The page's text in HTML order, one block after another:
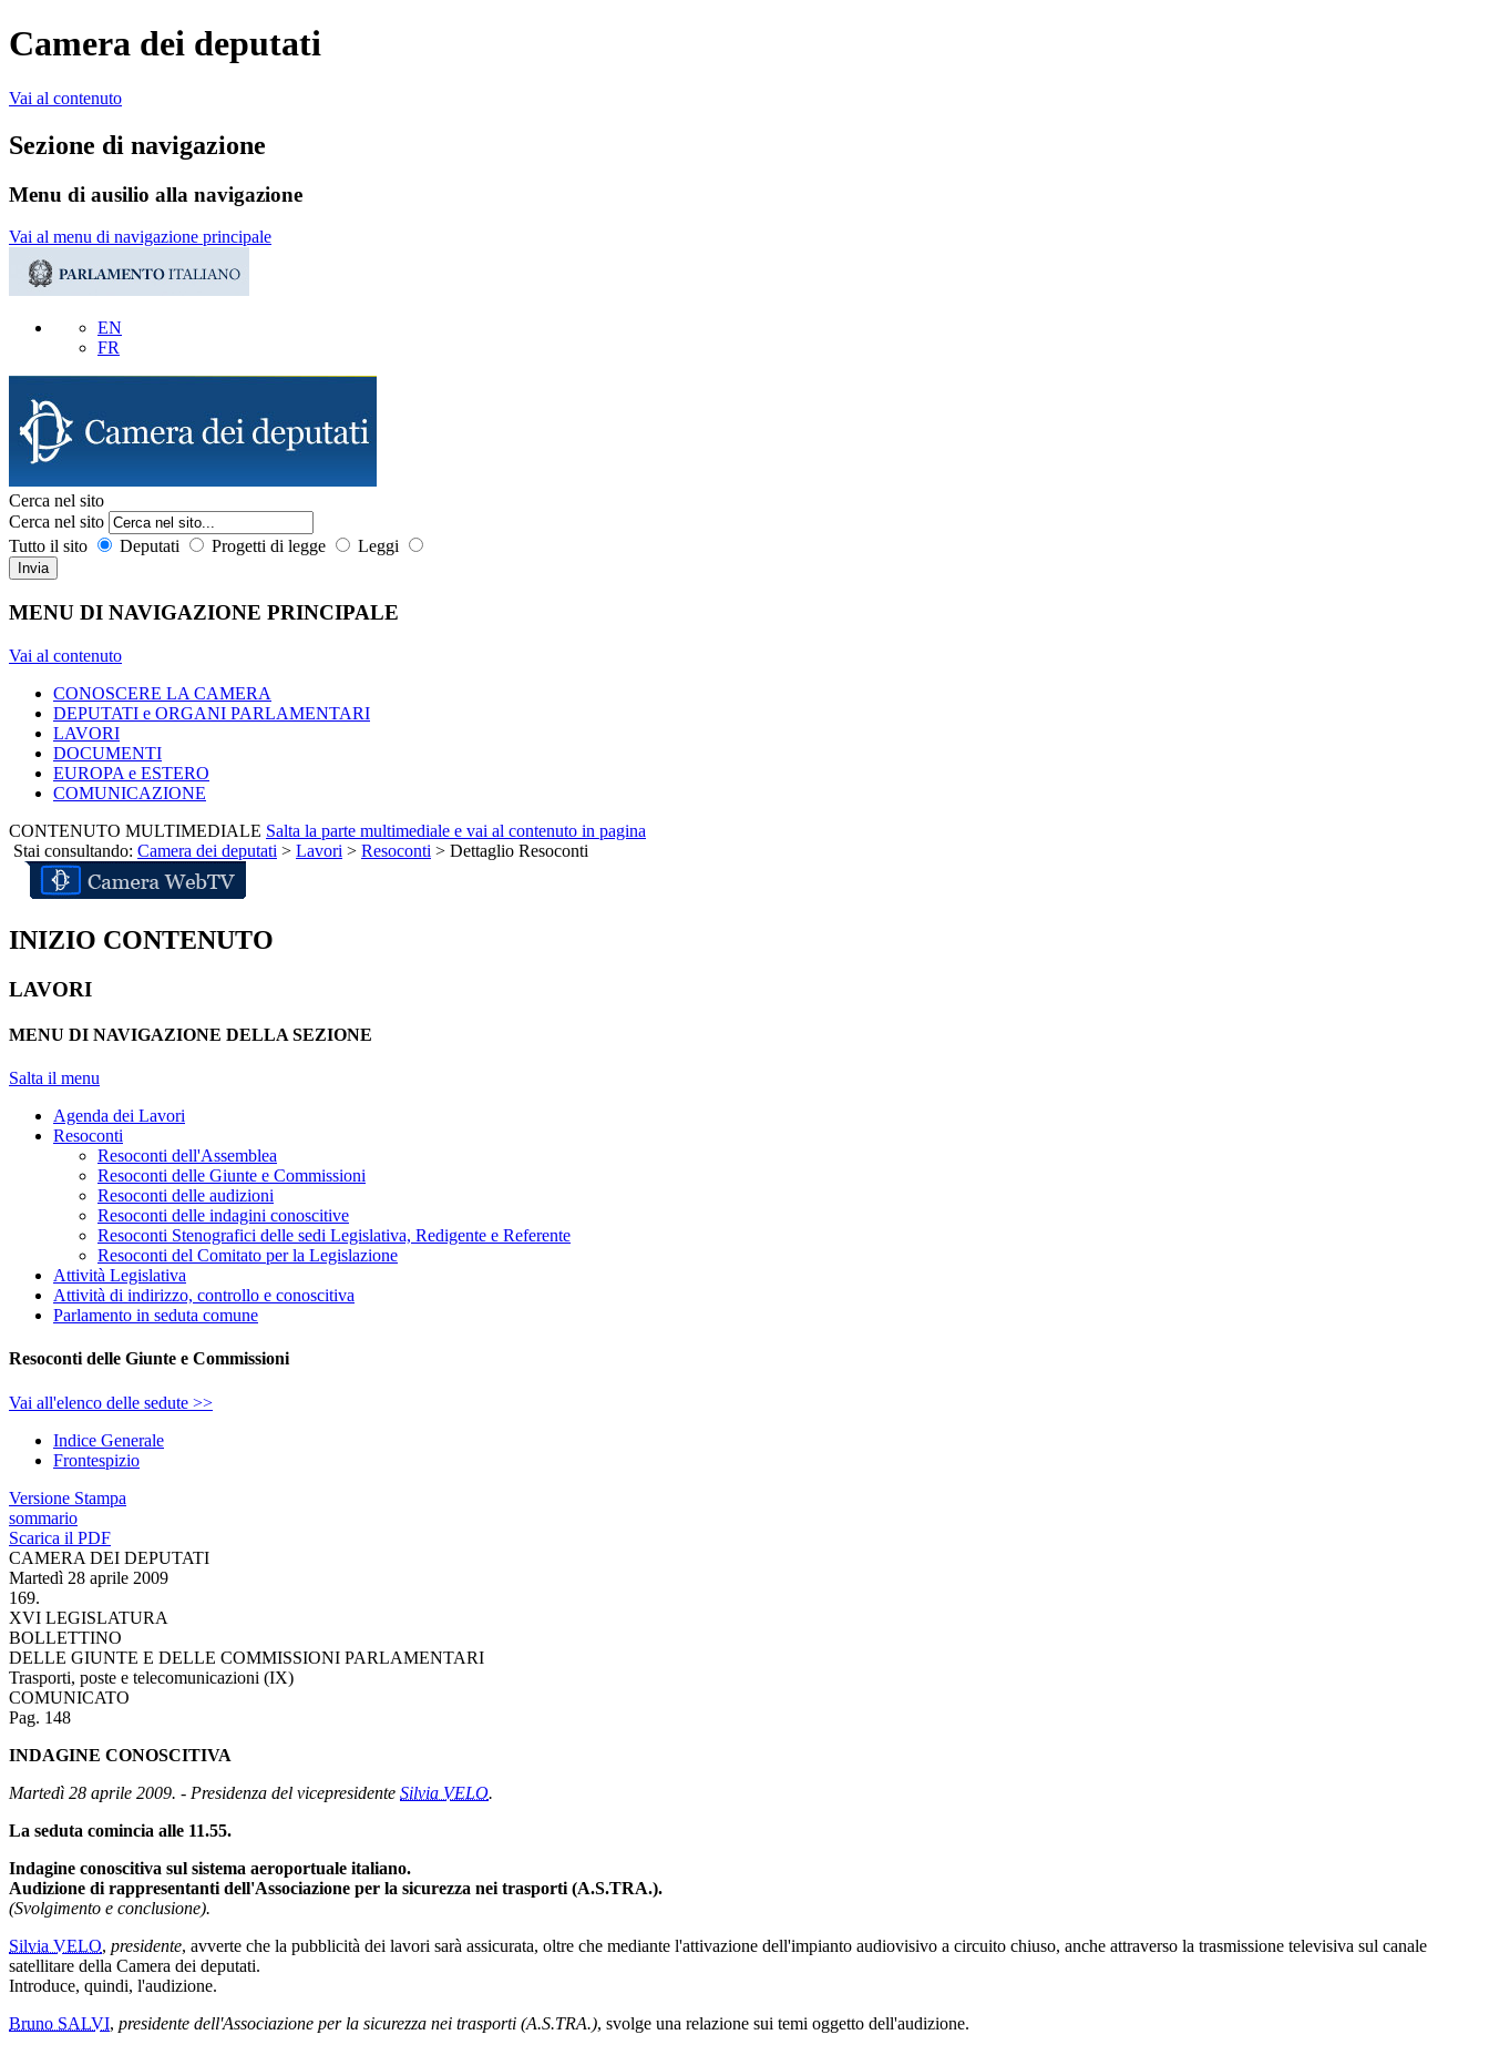
Camera dei deputati
Vai al contenuto
Sezione di navigazione
Menu di ausilio alla navigazione
Vai al menu di navigazione principale
EN
FR
Cerca nel sito
Cerca nel sito
Tutto il sito
Deputati Progetti di legge Leggi
Invia
MENU DI NAVIGAZIONE PRINCIPALE
Vai al contenuto
CONOSCERE LA CAMERA
DEPUTATI e ORGANI PARLAMENTARI
LAVORI
DOCUMENTI
EUROPA e ESTERO
COMUNICAZIONE
CONTENUTO MULTIMEDIALE Salta la parte multimediale e vai al contenuto in pagina
Stai consultando: Camera dei deputati > Lavori > Resoconti > Dettaglio Resoconti
INIZIO CONTENUTO
LAVORI
MENU DI NAVIGAZIONE DELLA SEZIONE
Salta il menu
Agenda dei Lavori
Resoconti
Resoconti dell'Assemblea
Resoconti delle Giunte e Commissioni
Resoconti delle audizioni
Resoconti delle indagini conoscitive
Resoconti Stenografici delle sedi Legislativa, Redigente e Referente
Resoconti del Comitato per la Legislazione
Attività Legislativa
Attività di indirizzo, controllo e conoscitiva
Parlamento in seduta comune
Resoconti delle Giunte e Commissioni
Vai all'elenco delle sedute >>
Indice Generale
Frontespizio
Versione Stampa
sommario
Scarica il PDF
CAMERA DEI DEPUTATI
Martedì 28 aprile 2009
169.
XVI LEGISLATURA
BOLLETTINO
DELLE GIUNTE E DELLE COMMISSIONI PARLAMENTARI
Trasporti, poste e telecomunicazioni (IX)
COMUNICATO
Pag. 148
INDAGINE CONOSCITIVA
Martedì 28 aprile 2009. - Presidenza del vicepresidente Silvia VELO.
La seduta comincia alle 11.55.
Indagine conoscitiva sul sistema aeroportuale italiano.
Audizione di rappresentanti dell'Associazione per la sicurezza nei trasporti (A.S.TRA.).
(Svolgimento e conclusione).
Silvia VELO, presidente, avverte che la pubblicità dei lavori sarà assicurata, oltre che mediante l'attivazione dell'impianto audiovisivo a circuito chiuso, anche attraverso la trasmissione televisiva sul canale
satellitare della Camera dei deputati.
Introduce, quindi, l'audizione.
Bruno SALVI, presidente dell'Associazione per la sicurezza nei trasporti (A.S.TRA.), svolge una relazione sui temi oggetto dell'audizione.